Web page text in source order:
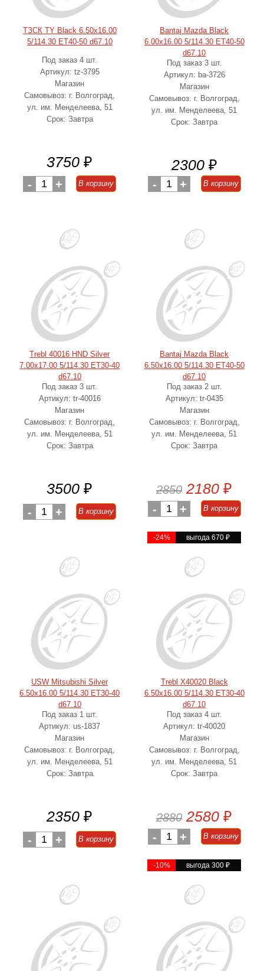
ТЗСК TY Black 6.50x16.00
5/114.30 ET40-50 d67.10
Под заказ 4 шт.
Артикул: tz-3795
Магазин
Самовывоз: г. Волгоград,
ул. им. Менделеева, 51
Срок: Завтра
3750 ₽
- 1 + В корзину
Bantaj Mazda Black
6.00x16.00 5/114.30 ET40-50
d67.10
Под заказ 3 шт.
Артикул: ba-3726
Магазин
Самовывоз: г. Волгоград,
ул. им. Менделеева, 51
Срок: Завтра
2300 ₽
- 1 + В корзину
Trebl 40016 HND Silver
7.00x17.00 5/114.30 ET30-40
d67.10
Под заказ 3 шт.
Артикул: tr-40016
Магазин
Самовывоз: г. Волгоград,
ул. им. Менделеева, 51
Срок: Завтра
3500 ₽
- 1 + В корзину
Bantaj Mazda Black
6.50x16.00 5/114.30 ET40-50
d67.10
Под заказ 2 шт.
Артикул: tr-0435
Магазин
Самовывоз: г. Волгоград,
ул. им. Менделеева, 51
Срок: Завтра
2850 2180 ₽
- 1 + В корзину
-24% выгода 670₽
USW Mitsubishi Silver
6.50x16.00 5/114.30 ET30-40
d67.10
Под заказ 1 шт.
Артикул: us-1837
Магазин
Самовывоз: г. Волгоград,
ул. им. Менделеева, 51
Срок: Завтра
2350 ₽
- 1 + В корзину
Trebl X40020 Black
6.50x16.00 5/114.30 ET30-40
d67.10
Под заказ 4 шт.
Артикул: tr-40020
Магазин
Самовывоз: г. Волгоград,
ул. им. Менделеева, 51
Срок: Завтра
2880 2580 ₽
- 1 + В корзину
-10% выгода 300₽